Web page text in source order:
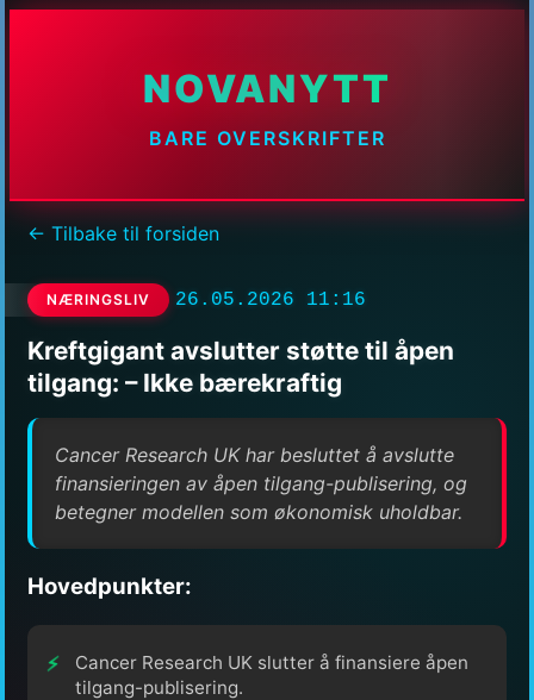
NOVANYTT
BARE OVERSKRIFTER
← Tilbake til forsiden
NÆRINGSLIV 26.05.2026 11:16
Kreftgigant avslutter støtte til åpen
tilgang: – Ikke bærekraftig
Cancer Research UK har besluttet å avslutte
finansieringen av åpen tilgang-publisering, og
betegner modellen som økonomisk uholdbar.
Hovedpunkter:
Cancer Research UK slutter å finansiere åpen
tilgang-publisering.